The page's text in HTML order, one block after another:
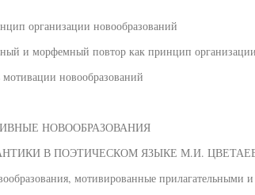
организации новообразований
и морфемный повтор как принцип
новообразований
НОВООБРАЗОВАНИЯ
В ПОЭТИЧЕСКОМ ЯЗЫКЕ М.И.
мотивированные прилагательными